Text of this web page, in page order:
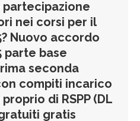
nei corsi per il
Nuovo accordo
parte base
seconda
compiti incarico
di RSPP (DL
gratuiti gratis